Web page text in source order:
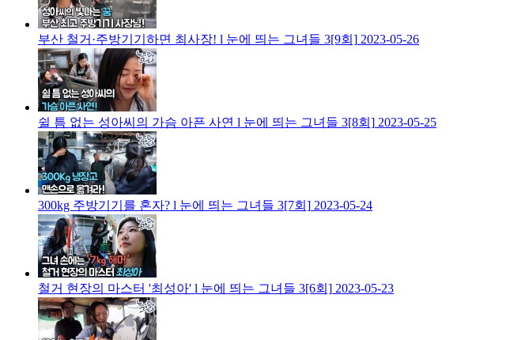
부산 철거·주방기기하면 최사장! l 눈에 띄는 그녀들 3[9회] 2023-05-26
쉴 틈 없는 성아씨의 가슴 아픈 사연 l 눈에 띄는 그녀들 3[8회] 2023-05-25
300kg 주방기기를 혼자? l 눈에 띄는 그녀들 3[7회] 2023-05-24
철거 현장의 마스터 '최성아' l 눈에 띄는 그녀들 3[6회] 2023-05-23